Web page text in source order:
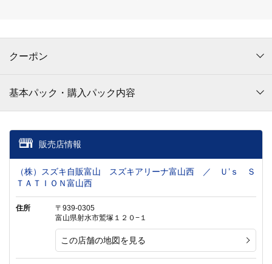
クーポン
基本パック・購入パック内容
販売店情報
（株）スズキ自販富山 スズキアリーナ富山西 ／ Ｕ’ｓ Ｓ
ＴＡＴＩＯＮ富山西
住所
〒939-0305
富山県射水市鷲塚１２０−１
この店舗の地図を見る